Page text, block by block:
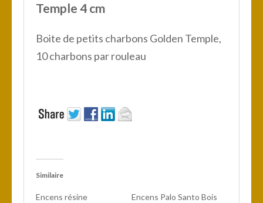
Temple 4 cm
Boite de petits charbons Golden Temple,
10 charbons par rouleau
Similaire
Encens résine
Encens Palo Santo Bois